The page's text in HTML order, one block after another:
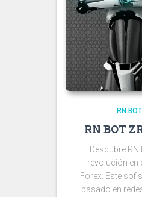
RN
RN BOT
Descubre RN
revolución en
Forex. Este
basado en